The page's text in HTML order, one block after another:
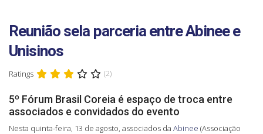
Reunião sela parceria entre Abinee e
Unisinos
Ratings (2)
5º Fórum Brasil Coreia é espaço de troca entre
associados e convidados do evento
Nesta quinta-feira, 13 de agosto, associados da Abinee (Associação